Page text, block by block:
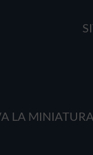
LA MINIATURA